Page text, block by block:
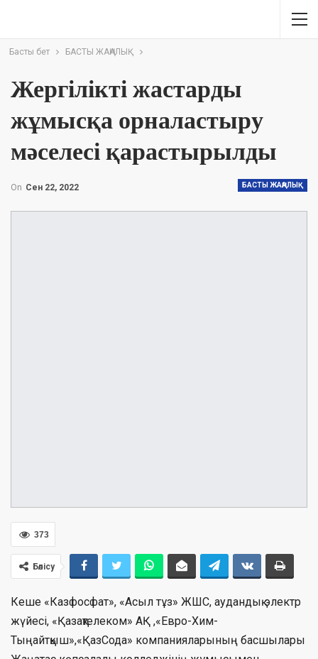
Басты бет БАСТЫ ЖАҢАЛЫҚ
Жергілікті жастарды
жұмысқа орналастыру
мәселесі қарастырылды
БАСТЫ ЖАҢАЛЫҚ
On Сен 22, 2022
373
Бөлісу
Кеше «Казфосфат», «Асыл тұз» ЖШС, аудандық электр
жүйесі, «Қазақтелеком» АҚ ,«Евро-Хим-
Тыңайтқыш»,«ҚазСода» компанияларының басшылары